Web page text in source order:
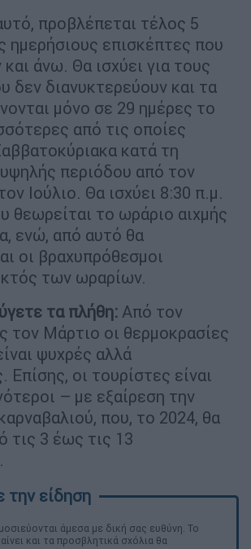
προβλέπεται τέλος 5
ημερήσιους επισκέπτες που
και άνω. Θα ισχύει για τους
δεν διανυκτερεύουν και τα
μόνο σε 29 ημέρες το
από τις οποίες
κατά τη
περιόδου από τον
Ιούλιο. Θα ισχύει 8:30 π.μ.
θεωρείται το ωράριο αιχμής
ενώ, από αυτό θα
οι βραχυπρόθεσμοι
των ωραρίων.
τα πλήθη: Από τον
τον Μάρτιο οι θερμοκρασίες
ψυχρές αλλά
Επίσης, οι τουρίστες είναι
– με εξαίρεση την
που, το 2024, θα
τις 3 έως τις 13
άμεσα με δική σας ευθύνη. Το
και τα προσβλητικά σχόλια θα